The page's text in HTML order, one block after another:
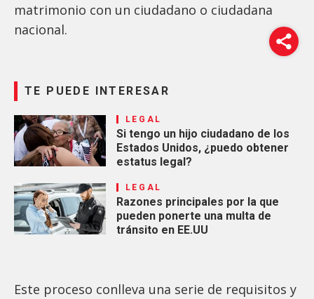
matrimonio con un ciudadano o ciudadana
nacional.
TE PUEDE INTERESAR
LEGAL
Si tengo un hijo ciudadano de los
Estados Unidos, ¿puedo obtener
estatus legal?
LEGAL
Razones principales por la que
pueden ponerte una multa de
tránsito en EE.UU
Este proceso conlleva una serie de requisitos y